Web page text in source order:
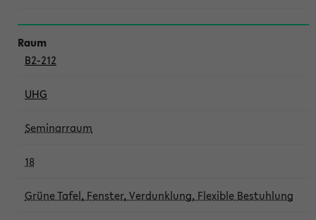
B2-212
UHG
Seminarraum
18
Grüne Tafel, Fenster, Verdunklung, Flexible Bestuhlung